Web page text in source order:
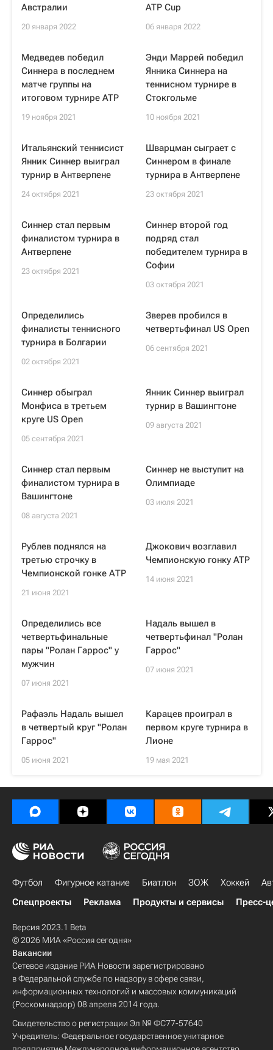
Австралии
20 января 2022
ATP Cup
06 января 2022
Медведев победил
Синнера в последнем
матче группы на
итоговом турнире ATP
19 ноября 2021
Энди Маррей победил
Янника Синнера на
теннисном турнире в
Стокгольме
10 ноября 2021
Итальянский теннисист
Янник Синнер выиграл
турнир в Антверпене
24 октября 2021
Шварцман сыграет с
Синнером в финале
турнира в Антверпене
23 октября 2021
Синнер стал первым
финалистом турнира в
Антверпене
23 октября 2021
Синнер второй год
подряд стал
победителем турнира в
Софии
03 октября 2021
Определились
финалисты теннисного
турнира в Болгарии
02 октября 2021
Зверев пробился в
четвертьфинал US Open
06 сентября 2021
Синнер обыграл
Монфиса в третьем
круге US Open
05 сентября 2021
Янник Синнер выиграл
турнир в Вашингтоне
09 августа 2021
Синнер стал первым
финалистом турнира в
Вашингтоне
08 августа 2021
Синнер не выступит на
Олимпиаде
03 июля 2021
Рублев поднялся на
третью строчку в
Чемпионской гонке АТР
21 июня 2021
Джокович возглавил
Чемпионскую гонку ATP
14 июня 2021
Определились все
четвертьфинальные
пары "Ролан Гаррос" у
мужчин
07 июня 2021
Надаль вышел в
четвертьфинал "Ролан
Гаррос"
07 июня 2021
Рафаэль Надаль вышел
в четвертый круг "Ролан
Гаррос"
05 июня 2021
Карацев проиграл в
первом круге турнира в
Лионе
19 мая 2021
Футбол Фигурное катание Биатлон ЗОЖ Хоккей
Спецпроекты
Реклама Продукты и сервисы Пресс-
Версия 2023.1 Beta
© 2026 МИА «Россия сегодня»
Вакансии
Сетевое издание РИА Новости зарегистрировано
в Федеральной службе по надзору в сфере связи,
информационных технологий и массовых коммуникаций
(Роскомнадзор) 08 апреля 2014 года.
Свидетельство о регистрации Эл № ФС77-57640
Учредитель: Федеральное государственное унитарное